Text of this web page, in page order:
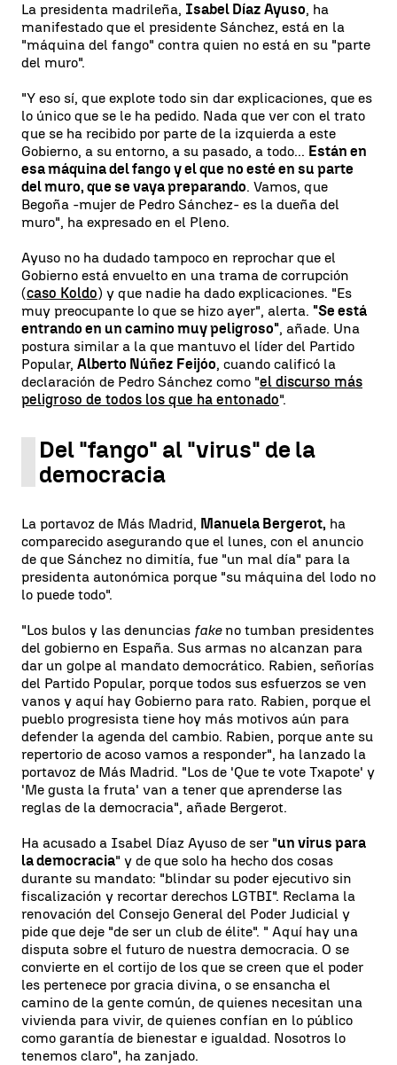
La presidenta madrileña, Isabel Díaz Ayuso, ha
manifestado que el presidente Sánchez, está en la
"máquina del fango" contra quien no está en su "parte
del muro".
"Y eso sí, que explote todo sin dar explicaciones, que es
lo único que se le ha pedido. Nada que ver con el trato
que se ha recibido por parte de la izquierda a este
Gobierno, a su entorno, a su pasado, a todo... Están en
esa máquina del fango y el que no esté en su parte
del muro, que se vaya preparando. Vamos, que
Begoña -mujer de Pedro Sánchez- es la dueña del
muro", ha expresado en el Pleno.
Ayuso no ha dudado tampoco en reprochar que el
Gobierno está envuelto en una trama de corrupción
(caso Koldo) y que nadie ha dado explicaciones. "Es
muy preocupante lo que se hizo ayer", alerta. "Se está
entrando en un camino muy peligroso", añade. Una
postura similar a la que mantuvo el líder del Partido
Popular, Alberto Núñez Feijóo, cuando calificó la
declaración de Pedro Sánchez como "el discurso más
peligroso de todos los que ha entonado".
Del "fango" al "virus" de la
democracia
La portavoz de Más Madrid, Manuela Bergerot, ha
comparecido asegurando que el lunes, con el anuncio
de que Sánchez no dimitía, fue "un mal día" para la
presidenta autonómica porque "su máquina del lodo no
lo puede todo".
"Los bulos y las denuncias fakeno tumban presidentes
del gobierno en España. Sus armas no alcanzan para
dar un golpe al mandato democrático. Rabien, señorías
del Partido Popular, porque todos sus esfuerzos se ven
vanos y aquí hay Gobierno para rato. Rabien, porque el
pueblo progresista tiene hoy más motivos aún para
defender la agenda del cambio. Rabien, porque ante su
repertorio de acoso vamos a responder", ha lanzado la
portavoz de Más Madrid. "Los de 'Que te vote Txapote' y
'Me gusta la fruta' van a tener que aprenderse las
reglas de la democracia", añade Bergerot.
Ha acusado a Isabel Díaz Ayuso de ser "un virus para
la democracia" y de que solo ha hecho dos cosas
durante su mandato: "blindar su poder ejecutivo sin
fiscalización y recortar derechos LGTBI". Reclama la
renovación del Consejo General del Poder Judicial y
pide que deje "de ser un club de élite". " Aquí hay una
disputa sobre el futuro de nuestra democracia. O se
convierte en el cortijo de los que se creen que el poder
les pertenece por gracia divina, o se ensancha el
camino de la gente común, de quienes necesitan una
vivienda para vivir, de quienes confían en lo público
como garantía de bienestar e igualdad. Nosotros lo
tenemos claro", ha zanjado.